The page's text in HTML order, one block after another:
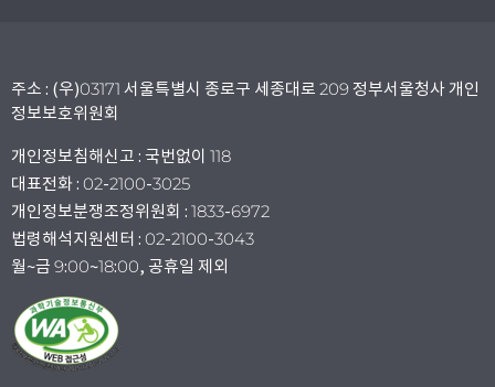
주소 : (우)03171 서울특별시 종로구 세종대로 209 정부서울청사 개인
정보보호위원회
개인정보침해신고 : 국번없이 118
대표전화 : 02-2100-3025
개인정보분쟁조정위원회 : 1833-6972
법령해석지원센터 : 02-2100-3043
월~금 9:00~18:00, 공휴일 제외